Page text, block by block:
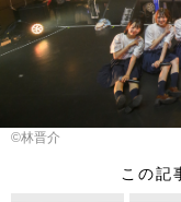
©林晋介
この記